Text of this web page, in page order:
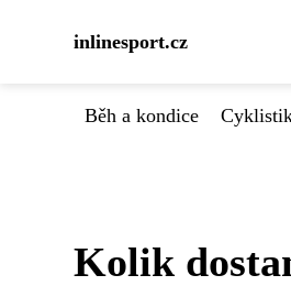
inlinesport.cz
Běh a kondice
Kolik